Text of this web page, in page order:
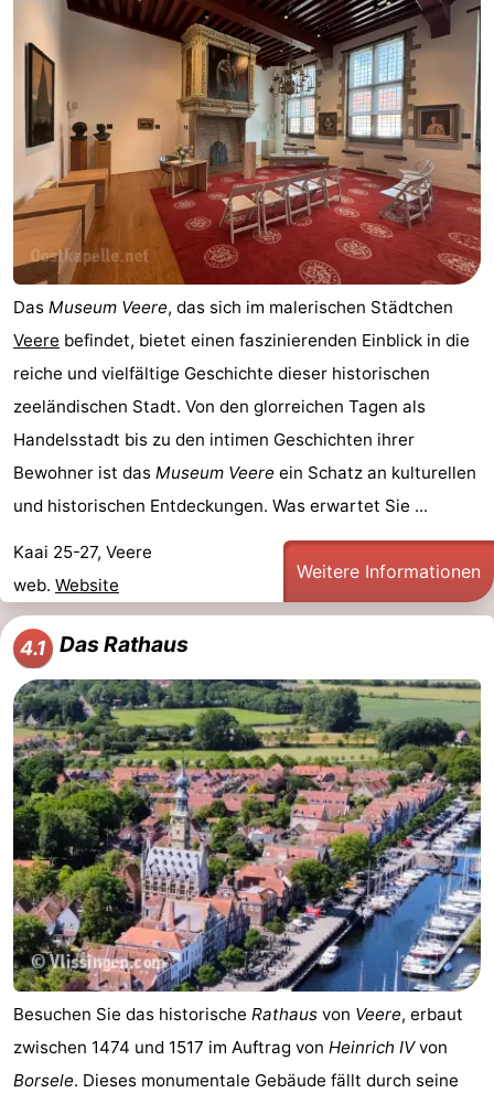
Das Museum Veere, das sich im malerischen Städtchen
Veere befindet, bietet einen faszinierenden Einblick in die
reiche und vielfältige Geschichte dieser historischen
zeeländischen Stadt. Von den glorreichen Tagen als
Handelsstadt bis zu den intimen Geschichten ihrer
Bewohner ist das Museum Veere ein Schatz an kulturellen
und historischen Entdeckungen. Was erwartet Sie ...
Kaai 25-27, Veere
web. Website
Weitere Informationen
4.1 Das Rathaus
Besuchen Sie das historische Rathaus von Veere, erbaut
zwischen 1474 und 1517 im Auftrag von Heinrich IVvon
Borsele. Dieses monumentale Gebäude fällt durch seine